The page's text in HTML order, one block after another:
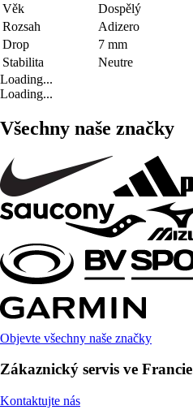
Věk
Dospělý
Rozsah
Adizero
Drop
7 mm
Stabilita
Neutre
Loading...
Loading...
Všechny naše značky
Objevte všechny naše značky
Zákaznický servis ve Francie
Kontaktujte nás